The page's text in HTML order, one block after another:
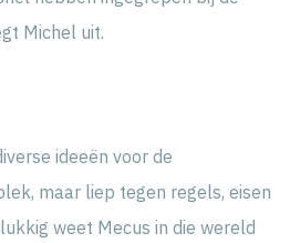
Michel uit.
ideeën voor de
maar liep tegen regels, eisen
weet Mecus in die wereld